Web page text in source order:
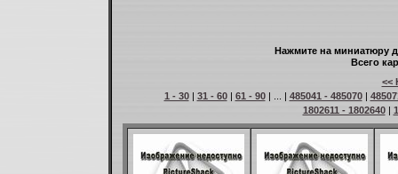
Нажмите на миниатюру
Всего
<<
1 - 30| 31 - 60| 61 - 90| ... | 485041 - 485070|
1802611 - 1802640|